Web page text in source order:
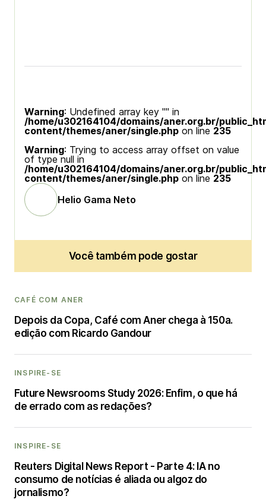
Warning: Undefined array key "" in
/home/u302164104/domains/aner.org.br/
content/themes/aner/single.php on line 235
Warning: Trying to access array offset on value
of type null in
/home/u302164104/domains/aner.org.br/
content/themes/aner/single.php on line 235
Helio Gama Neto
Você também pode gostar
CAFÉ COM ANER
Depois da Copa, Café com Aner chega à 150a.
edição com Ricardo Gandour
INSPIRE-SE
Future Newsrooms Study 2026: Enfim, o que há
de errado com as redações?
INSPIRE-SE
Reuters Digital News Report - Parte 4: IA no
consumo de notícias é aliada ou algoz do
jornalismo?